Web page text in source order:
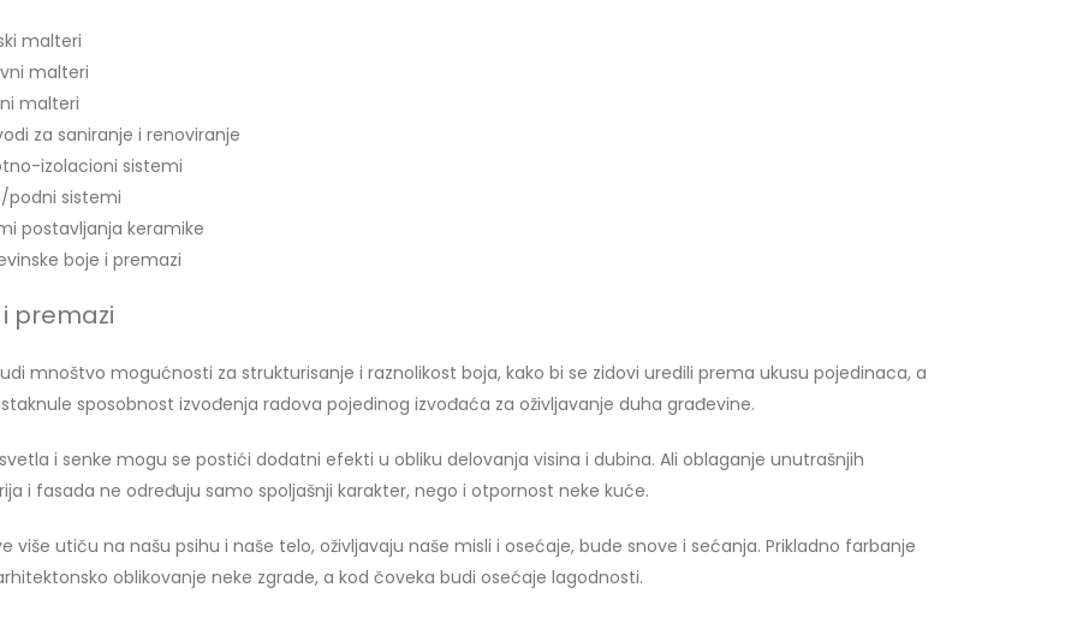
malteri
malteri
malteri
za saniranje i renoviranje
izolacioni sistemi
podni sistemi
postavljanja keramike
boje i premazi
premazi
mnoštvo mogućnosti za strukturisanje i raznolikost boja, kako bi se zidovi uredili prema ukusu pojedinaca, a
sposobnost izvođenja radova pojedinog izvođaća za oživljavanje duha građevine.
i senke mogu se postići dodatni efekti u obliku delovanja visina i dubina. Ali oblaganje unutrašnjih
i fasada ne određuju samo spoljašnji karakter, nego i otpornost neke kuće.
više utiču na našu psihu i naše telo, oživljavaju naše misli i osećaje, bude snove i sećanja. Prikladno farbanje
oblikovanje neke zgrade, a kod čoveka budi osećaje lagodnosti.